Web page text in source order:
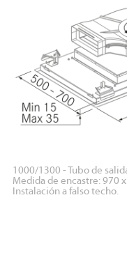
1000/1300 - Tubo de
Medida de encastre: 970
Instalación a falso techo.